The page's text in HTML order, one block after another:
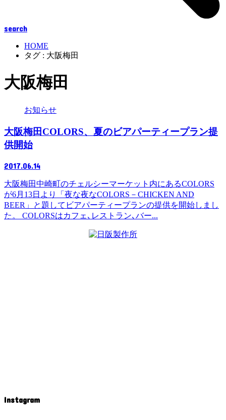
search
HOME
タグ : 大阪梅田
大阪梅田
お知らせ
大阪梅田COLORS、夏のビアパーティープラン提
供開始
2017.06.14
大阪梅田中崎町のチェルシーマーケット内にあるCOLORS
が6月13日より「夜な夜なCOLORS－CHICKEN AND
BEER」と題してビアパーティープランの提供を開始しまし
た。 COLORSはカフェ､レストラン､バー...
Instagram